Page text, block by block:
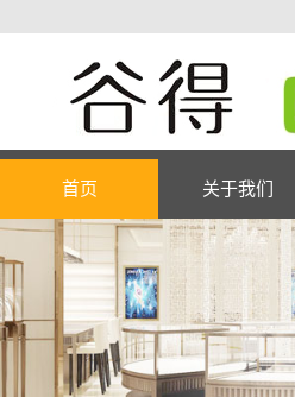
首页 关于我们